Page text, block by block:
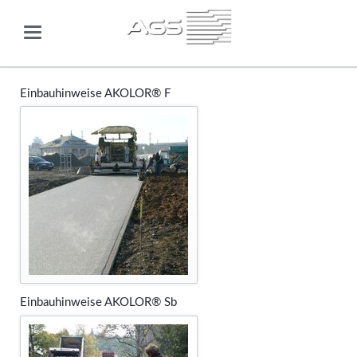
Einbauhinweise AKOLOR® F
Einbauhinweise AKOLOR® Sb